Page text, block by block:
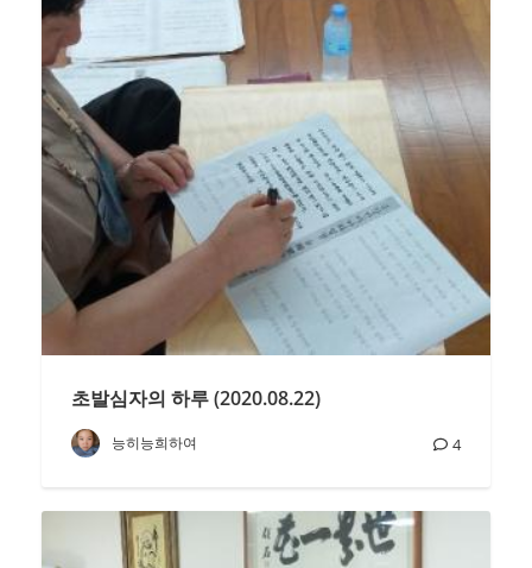
초발심자의 하루 (2020.08.22)
능히능희하여 4